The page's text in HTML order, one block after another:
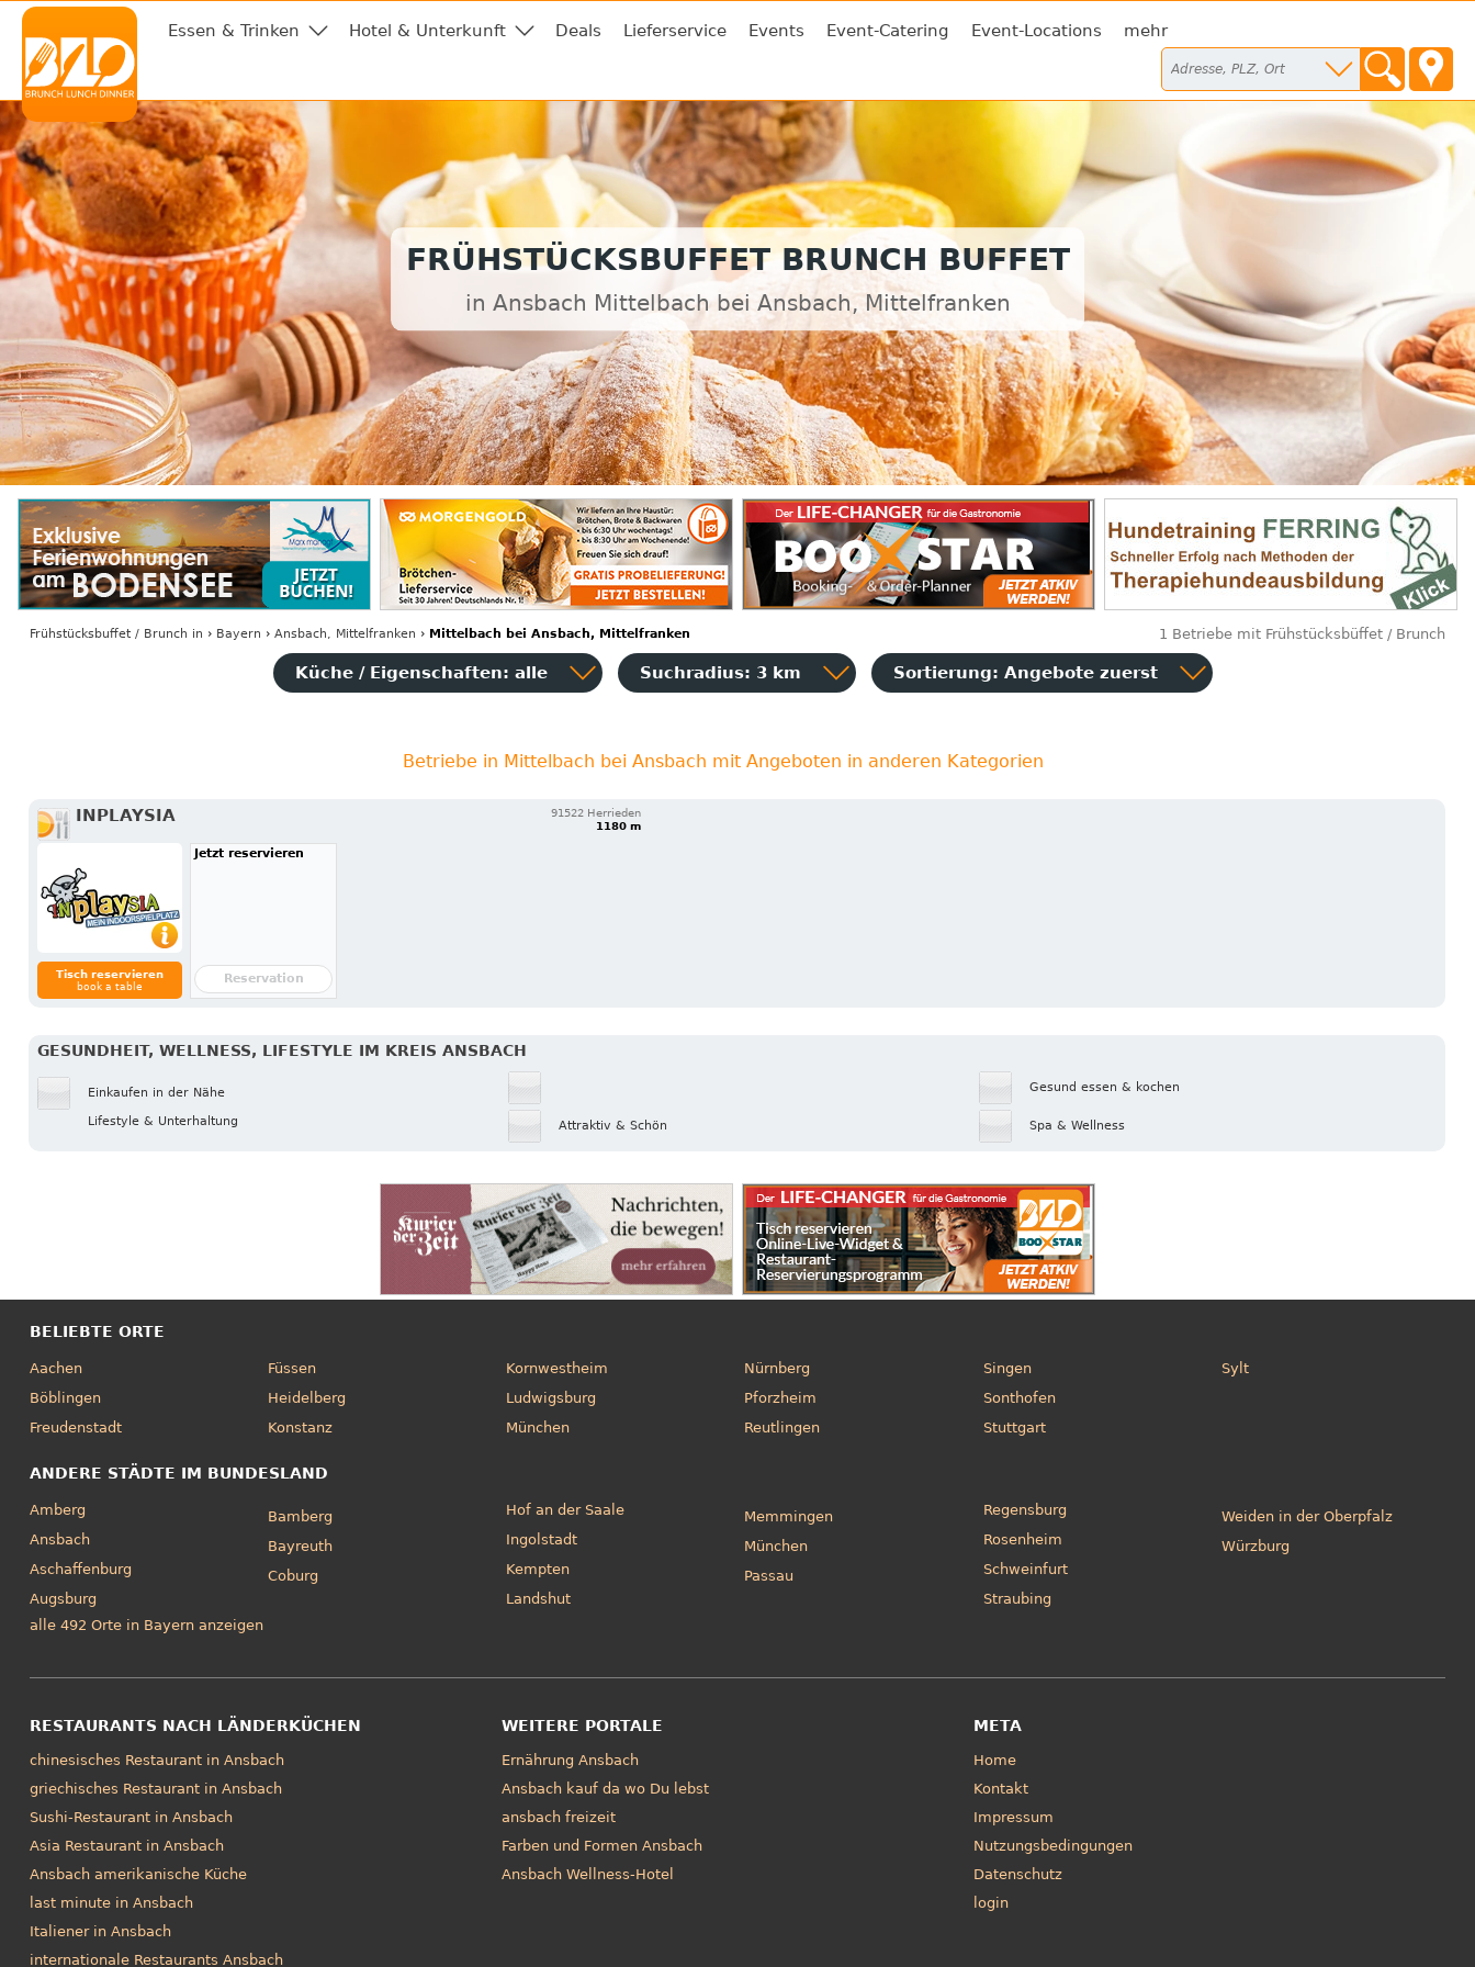
Essen & Trinken Hotel & Unterkunft Deals Lieferservice Events Event-Catering Event-Locations mehr
FRÜHSTÜCKSBUFFET BRUNCH BUFFET
in Ansbach Mittelbach bei Ansbach, Mittelfranken
Frühstücksbuffet / Brunch in › Bayern › Ansbach, Mittelfranken › Mittelbach bei Ansbach, Mittelfranken 1 Betriebe mit Frühstücksbüffet / Brunch
Küche / Eigenschaften: alle Suchradius: 3 km Sortierung: Angebote zuerst
Betriebe in Mittelbach bei Ansbach mit Angeboten in anderen Kategorien
INPLAYSIA
91522 Herrieden
1180 m
Tisch reservieren
book a table
Jetzt reservieren
Reservation
GESUNDHEIT, WELLNESS, LIFESTYLE IM KREIS ANSBACH
Einkaufen in der Nähe
Lifestyle & Unterhaltung
Attraktiv & Schön
Gesund essen & kochen
Spa & Wellness
BELIEBTE ORTE
Aachen
Böblingen
Freudenstadt
Füssen
Heidelberg
Konstanz
Kornwestheim
Ludwigsburg
München
Nürnberg
Pforzheim
Reutlingen
Singen
Sonthofen
Stuttgart
Sylt
ANDERE STÄDTE IM BUNDESLAND
Amberg
Ansbach
Aschaffenburg
Augsburg
Bamberg
Bayreuth
Coburg
Hof an der Saale
Ingolstadt
Kempten
Landshut
Memmingen
München
Passau
Regensburg
Rosenheim
Schweinfurt
Straubing
Weiden in der Oberpfalz
Würzburg
alle 492 Orte in Bayern anzeigen
RESTAURANTS NACH LÄNDERKÜCHEN
chinesisches Restaurant in Ansbach
griechisches Restaurant in Ansbach
Sushi-Restaurant in Ansbach
Asia Restaurant in Ansbach
Ansbach amerikanische Küche
last minute in Ansbach
Italiener in Ansbach
internationale Restaurants Ansbach
WEITERE PORTALE
Ernährung Ansbach
Ansbach kauf da wo Du lebst
ansbach freizeit
Farben und Formen Ansbach
Ansbach Wellness-Hotel
META
Home
Kontakt
Impressum
Nutzungsbedingungen
Datenschutz
login